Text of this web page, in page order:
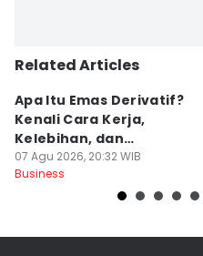
Related Articles
Apa Itu Emas Derivatif?
Kenali Cara Kerja,
Kelebihan, dan
Risikonya
07 Agu 2026, 20:32 WIB
Business